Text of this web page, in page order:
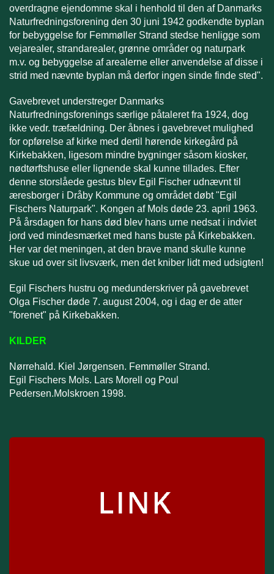
overdragne ejendomme skal i henhold til den af Danmarks
Naturfredningsforening den 30 juni 1942 godkendte byplan
for bebyggelse for Femmøller Strand stedse henligge som
vejarealer, strandarealer, grønne områder og naturpark
m.v. og bebyggelse af arealerne eller anvendelse af disse i
strid med nævnte byplan må derfor ingen sinde finde sted".
Gavebrevet understreger Danmarks
Naturfredningsforenings særlige påtaleret fra 1924, dog
ikke vedr. træfældning. Der åbnes i gavebrevet mulighed
for opførelse af kirke med dertil hørende kirkegård på
Kirkebakken, ligesom mindre bygninger såsom kiosker,
nødtørftshuse eller lignende skal kunne tillades. Efter
denne storslåede gestus blev Egil Fischer udnævnt til
æresborger i Dråby Kommune og området døbt "Egil
Fischers Naturpark". Kongen af Mols døde 23. april 1963.
På årsdagen for hans død blev hans urne nedsat i indviet
jord ved mindesmærket med hans buste på Kirkebakken.
Her var det meningen, atden brave mand skulle kunne
skue ud over sit livsværk, men det kniber lidt med udsigten!
Egil Fischers hustru og medunderskriver på gavebrevet
Olga Fischer døde 7. august 2004, og i dag er de atter
"forenet" på Kirkebakken.
KILDER
Nørrehald. Kiel Jørgensen. Femmøller Strand.
Egil Fischers Mols. Lars Morell og Poul
Pedersen.Molskroen 1998.